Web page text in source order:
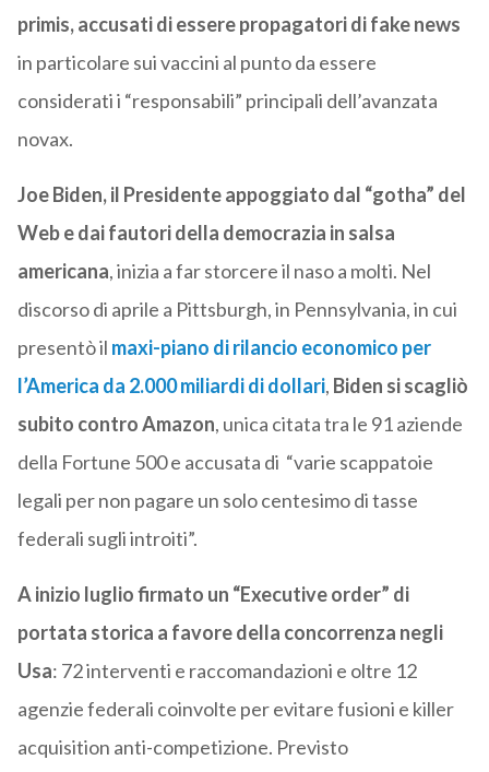
primis, accusati di essere propagatori di fake news
in particolare sui vaccini al punto da essere
considerati i “responsabili” principali dell’avanzata
novax.
Joe Biden, il Presidente appoggiato dal “gotha” del
Web e dai fautori della democrazia in salsa
americana, inizia a far storcere il naso a molti. Nel
discorso di aprile a Pittsburgh, in Pennsylvania, in cui
presentò il maxi-piano di rilancio economico per
l’America da 2.000 miliardi di dollari, Biden si scagliò
subito contro Amazon, unica citata tra le 91 aziende
della Fortune 500 e accusata di “varie scappatoie
legali per non pagare un solo centesimo di tasse
federali sugli introiti”.
A inizio luglio firmato un “Executive order” di
portata storica a favore della concorrenza negli
Usa: 72 interventi e raccomandazioni e oltre 12
agenzie federali coinvolte per evitare fusioni e killer
acquisition anti-competizione. Previsto